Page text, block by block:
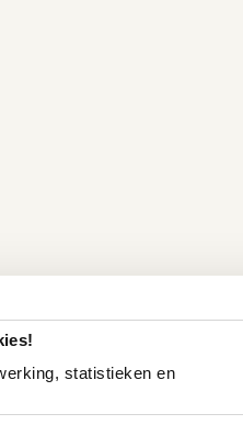
statistieken en